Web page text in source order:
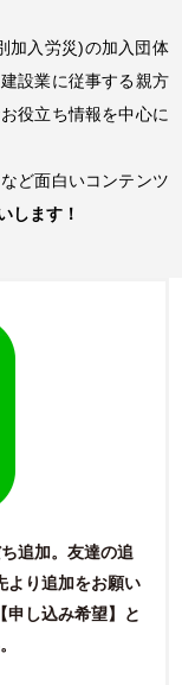
加入労災)の加入団体
設業に従事する親方
役立ち情報を中心に
ど面白いコンテンツ
します！
追加。友達の追
より追加をお願い
申し込み希望】と